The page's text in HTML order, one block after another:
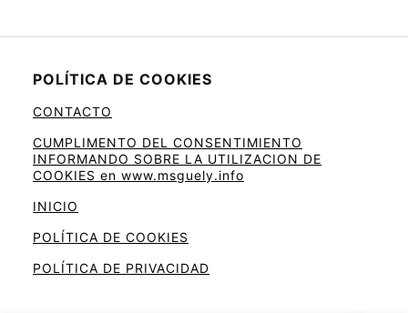
POLÍTICA DE COOKIES
CONTACTO
CUMPLIMENTO DEL CONSENTIMIENTO
INFORMANDO SOBRE LA UTILIZACION DE
COOKIES en www.msguely.info
INICIO
POLÍTICA DE COOKIES
POLÍTICA DE PRIVACIDAD